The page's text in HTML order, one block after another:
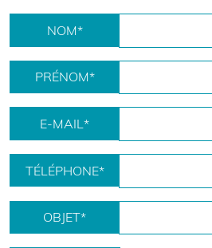
NOM*
PRÉNOM*
E-MAIL*
TÉLÉPHONE*
OBJET *